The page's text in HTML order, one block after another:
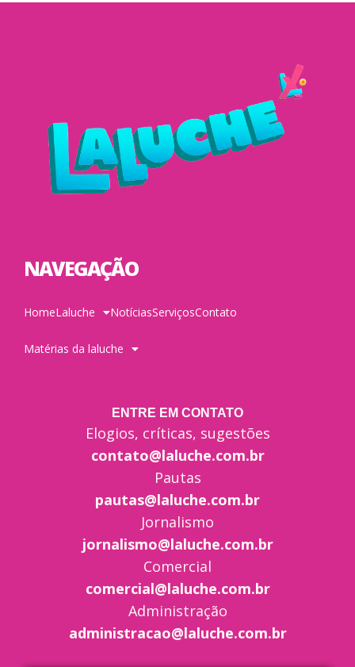
NAVEGAÇÃO
HomeLaluche NotíciasServiçosContato
Matérias da laluche
ENTRE EM CONTATO
Elogios, críticas, sugestões
contato@laluche.com.br
Pautas
pautas@laluche.com.br
Jornalismo
jornalismo@laluche.com.br
Comercial
comercial@laluche.com.br
Administração
administracao@laluche.com.br